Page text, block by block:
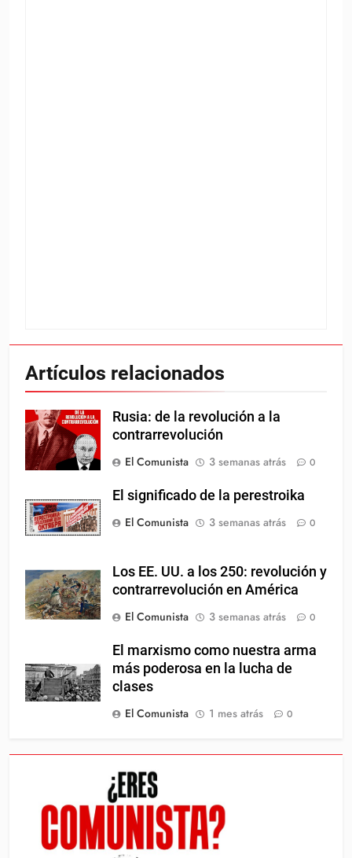
Artículos relacionados
Rusia: de la revolución a la
contrarrevolución
El Comunista
3 semanas atrás 0
El significado de la perestroika
El Comunista
3 semanas atrás 0
Los EE. UU. a los 250: revolución y
contrarrevolución en América
El Comunista
3 semanas atrás 0
El marxismo como nuestra arma
más poderosa en la lucha de
clases
El Comunista
1 mes atrás 0